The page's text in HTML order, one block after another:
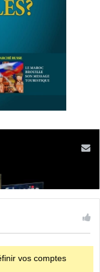
vos comptes